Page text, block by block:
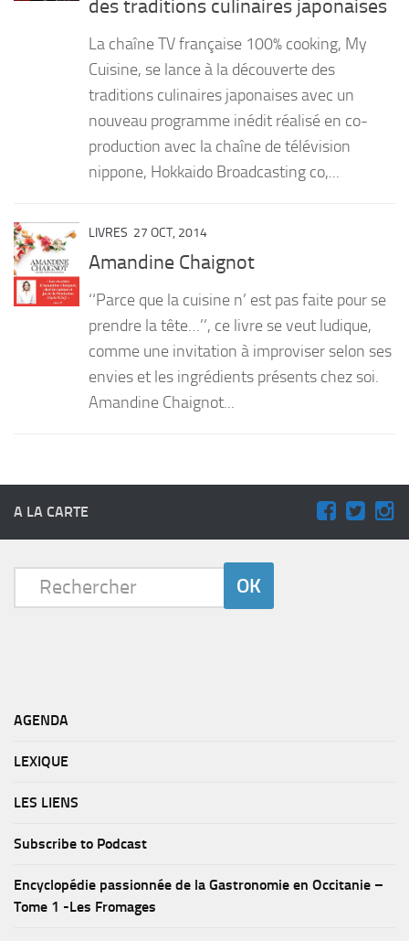
Entrées
Desserts
des traditions culinaires japonaises
La chaîne TV française 100% cooking, My
Cuisine, se lance à la découverte des
traditions culinaires japonaises avec un
nouveau programme inédit réalisé en co-
production avec la chaîne de télévision
nippone, Hokkaido Broadcasting co,...
LIVRES 27 OCT, 2014
Amandine Chaignot
‘‘Parce que la cuisine n’ est pas faite pour se
prendre la tête…’’, ce livre se veut ludique,
comme une invitation à improviser selon ses
envies et les ingrédients présents chez soi.
Amandine Chaignot...
A LA CARTE
AGENDA
LEXIQUE
LES LIENS
Subscribe to Podcast
Encyclopédie passionnée de la Gastronomie en Occitanie –
Tome 1 -Les Fromages